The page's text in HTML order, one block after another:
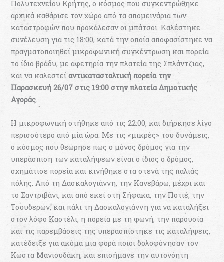
Πολυτεχνείου Κρήτης, ο κόσμος που συγκεντρώθηκε
αρχικά καθάρισε τον χώρο από τα απομεινάρια των
καταστροφών που προκάλεσαν οι μπάτσοι. Καλέστηκε
συνέλευση για τις 18:00, κατά την οποία αποφασίστηκε να
πραγματοποιηθεί μικροφωνική συγκέντρωση και πορεία
το ίδιο βράδυ, με αφετηρία την πλατεία της Σπλάντζιας,
και να καλεστείαντικατασταλτική πορεία την
Παρασκευή 26/07 στις 19:00 στην πλατεία Δημοτικής
Αγοράς.
Η μικροφωνική στήθηκε από τις 22:00, και διήρκησε λίγο
περισσότερο από μία ώρα. Με τις «μικρές» του δυνάμεις,
ο κόσμος που θεώρησε πως ο μόνος δρόμος για την
υπεράσπιση των καταλήψεων είναι ο ίδιος ο δρόμος,
σχημάτισε πορεία και κινήθηκε στα στενά της παλιάς
πόλης. Από τη Δασκαλογιάννη, την Κανεβάρω, μέχρι και
το Σαντριβάνι, και από εκεί στη Σήφακα, την Ποτιέ, την
Τσουδερών, και πάλι τη Δασκαλογιάννη για να καταλήξει
στον λόφο Καστέλι, η πορεία με τη φωνή, την παρουσία
και τις παρεμβάσεις της υπερασπίστηκε τις καταλήψεις,
κατέδειξε για ακόμα μια φορά ποιοι δολοφόνησαν τον
Κώστα Μανιουδάκη, και επισήμανε την αυτονόητη